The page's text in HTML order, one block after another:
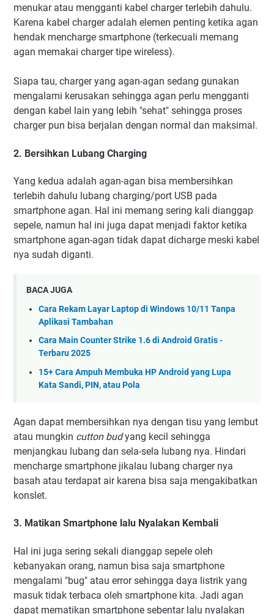
menukar atau mengganti kabel charger terlebih dahulu.
Karena kabel charger adalah elemen penting ketika agan
hendak mencharge smartphone (terkecuali memang
agan memakai charger tipe wireless).
Siapa tau, charger yang agan-agan sedang gunakan
mengalami kerusakan sehingga agan perlu mengganti
dengan kabel lain yang lebih "sehat" sehingga proses
charger pun bisa berjalan dengan normal dan maksimal.
2. Bersihkan Lubang Charging
Yang kedua adalah agan-agan bisa membersihkan
terlebih dahulu lubang charging/port USB pada
smartphone agan. Hal ini memang sering kali dianggap
sepele, namun hal ini juga dapat menjadi faktor ketika
smartphone agan-agan tidak dapat dicharge meski kabel
nya sudah diganti.
BACA JUGA
Cara Rekam Layar Laptop di Windows 10/11 Tanpa
Aplikasi Tambahan
Cara Main Counter Strike 1.6 di Android Gratis -
Terbaru 2025
15+ Cara Ampuh Membuka HP Android yang Lupa
Kata Sandi, PIN, atau Pola
Agan dapat membersihkan nya dengan tisu yang lembut
atau mungkin cutton budyang kecil sehingga
menjangkau lubang dan sela-sela lubang nya. Hindari
mencharge smartphone jikalau lubang charger nya
basah atau terdapat air karena bisa saja mengakibatkan
konslet.
3. Matikan Smartphone lalu Nyalakan Kembali
Hal ini juga sering sekali dianggap sepele oleh
kebanyakan orang, namun bisa saja smartphone
mengalami "bug" atau error sehingga daya listrik yang
masuk tidak terbaca oleh smartphone kita. Jadi agan
dapat mematikan smartphone sebentar lalu nyalakan